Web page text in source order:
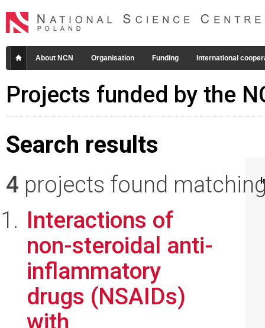
About NCN Organisation Funding International
Projects funded by the
Search results
4 projects found
Interactions of
non-steroidal anti-
inflammatory
drugs (NSAIDs)
with